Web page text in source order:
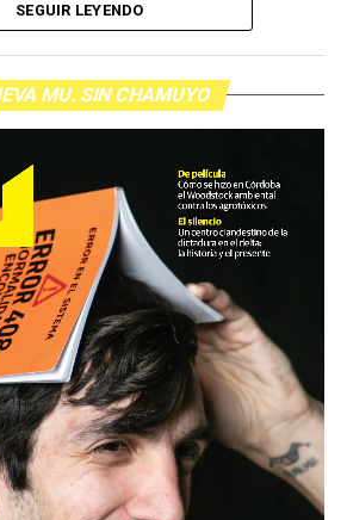
SEGUIR LEYENDO
MU. SIN CHAMUYO